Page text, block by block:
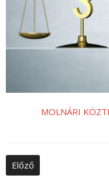
MOLNÁRI
Előző